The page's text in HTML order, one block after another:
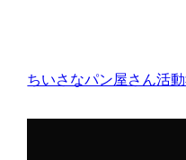
ちいさなパン屋さん活